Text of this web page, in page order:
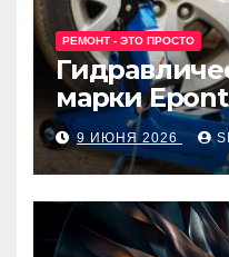
РЕМОНТ - ЭТО ПРОСТО
марки
9 ИЮНЯ 2026